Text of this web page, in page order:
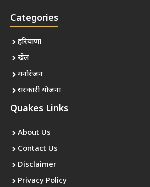
Categories
हरियाणा
खेल
मनोरंजन
सरकारी योजना
Quakes Links
About Us
Contact Us
Disclaimer
Privacy Policy